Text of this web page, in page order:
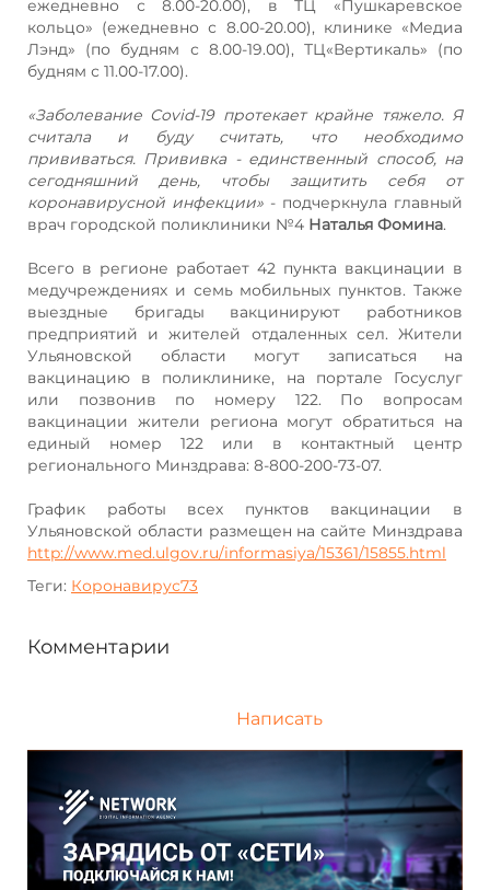
ежедневно с 8.00-20.00), в ТЦ «Пушкаревское
кольцо» (ежедневно с 8.00-20.00), клинике «Медиа
Лэнд» (по будням с 8.00-19.00), ТЦ«Вертикаль» (по
будням с 11.00-17.00).
«Заболевание Covid-19 протекает крайне тяжело. Я
считала и буду считать, что необходимо
прививаться. Прививка - единственный способ, на
сегодняшний день, чтобы защитить себя от
коронавирусной инфекции» - подчеркнула главный
врач городской поликлиники №4 Наталья Фомина.
Всего в регионе работает 42 пункта вакцинации в
медучреждениях и семь мобильных пунктов. Также
выездные бригады вакцинируют работников
предприятий и жителей отдаленных сел. Жители
Ульяновской области могут записаться на
вакцинацию в поликлинике, на портале Госуслуг
или позвонив по номеру 122. По вопросам
вакцинации жители региона могут обратиться на
единый номер 122 или в контактный центр
регионального Минздрава: 8-800-200-73-07.
График работы всех пунктов вакцинации в
Ульяновской области размещен на сайте Минздрава
http://www.med.ulgov.ru/informasiya/15361/15855.html
Теги: Коронавирус73
Комментарии
Написать